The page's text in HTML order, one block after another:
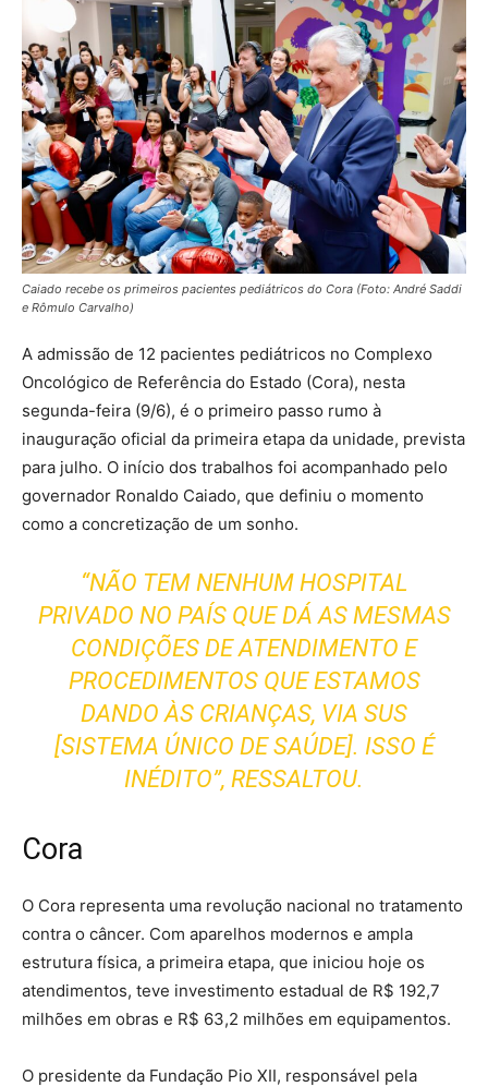
Caiado recebe os primeiros pacientes pediátricos do Cora (Foto: André Saddi
e Rômulo Carvalho)
A admissão de 12 pacientes pediátricos no Complexo
Oncológico de Referência do Estado (Cora), nesta
segunda-feira (9/6), é o primeiro passo rumo à
inauguração oficial da primeira etapa da unidade, prevista
para julho. O início dos trabalhos foi acompanhado pelo
governador Ronaldo Caiado, que definiu o momento
como a concretização de um sonho.
“NÃO TEM NENHUM HOSPITAL
PRIVADO NO PAÍS QUE DÁ AS MESMAS
CONDIÇÕES DE ATENDIMENTO E
PROCEDIMENTOS QUE ESTAMOS
DANDO ÀS CRIANÇAS, VIA SUS
[SISTEMA ÚNICO DE SAÚDE]. ISSO É
INÉDITO”, RESSALTOU.
Cora
O Cora representa uma revolução nacional no tratamento
contra o câncer. Com aparelhos modernos e ampla
estrutura física, a primeira etapa, que iniciou hoje os
atendimentos, teve investimento estadual de R$ 192,7
milhões em obras e R$ 63,2 milhões em equipamentos.
O presidente da Fundação Pio XII, responsável pela